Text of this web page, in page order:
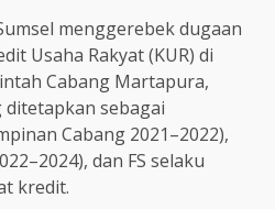
menggerebek dugaan
Usaha Rakyat (KUR) di
Cabang Martapura,
sebagai
Cabang 2021–2022),
dan FS selaku
kredit.